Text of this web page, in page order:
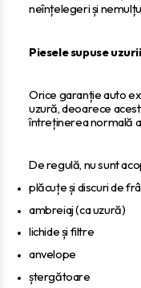
neînțelegeri și
Piesele supuse
Orice garanție auto
uzură, deoarece
întreținerea normală a
De regulă, nu sunt
plăcuțe și discuri de
ambreiaj (ca uzură)
lichide și filtre
anvelope
ștergătoare